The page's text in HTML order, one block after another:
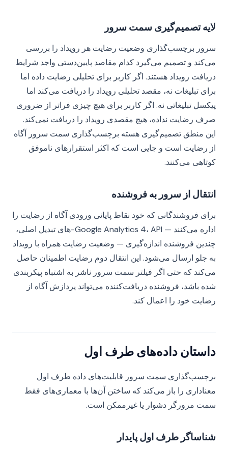
لایه تصمیم‌گیری سمت سرور
سرور برچسب‌گذاری وضعیت رضایت هر رویداد را بررسی
می‌کند و تصمیم می‌گیرد کدام مقاصد پایین‌دستی واجد شرایط
دریافت رویداد هستند. اگر کاربر برای تحلیلی رضایت داده اما
برای تبلیغات نه، مقصد تحلیلی رویداد را دریافت می‌کند اما
پیکسل تبلیغاتی نه. اگر کاربر برای هیچ چیزی فراتر از ضروری
صرف رضایت نداده، هیچ مقصدی رویداد را دریافت نمی‌کند.
این منطق تصمیم‌گیری هسته برچسب‌گذاری سمت سرور آگاه
از رضایت است و جایی است که اکثر استقرارهای ناموفق
کوتاهی می‌کنند.
انتقال از سرور به فروشنده
برای فروشندگانی که خود نقاط پایانی ورودی آگاه از رضایت را
اداره می‌کنند — Google Analytics 4، API-های تبدیل اصلی،
چندین فروشنده اندازه‌گیری — وضعیت رضایت همراه با رویداد
به جلو ارسال می‌شود. این انتقال دوم رضایت اطمینان حاصل
می‌کند که حتی اگر فیلتر سمت سرور ناشر به اشتباه پیکربندی
شده باشد، فروشنده دریافت‌کننده می‌تواند پردازش آگاه از
رضایت خود را اعمال کند.
داستان داده‌های طرف اول
برچسب‌گذاری سمت سرور قابلیت‌های داده طرف اول
معناداری را باز می‌کند که ساختن آن‌ها با معماری‌های فقط
سمت مرورگر دشوار یا غیرممکن است.
شناساگر طرف اول پایدار